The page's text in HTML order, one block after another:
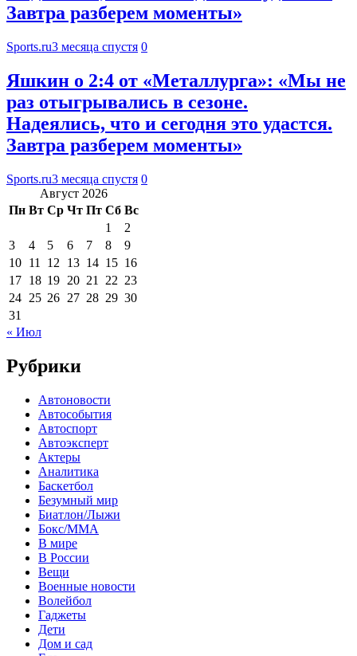
Завтра разберем моменты»
Sports.ru3 месяца спустя 0
Яшкин о 2:4 от «Металлурга»: «Мы не
раз отыгрывались в сезоне.
Надеялись, что и сегодня это удастся.
Завтра разберем моменты»
Sports.ru3 месяца спустя 0
Август 2026
Пн Вт Ср Чт Пт Сб Вс
1
2
3
4 5 6 7 8
9
10 11 12 13 14 15 16
17 18 19 20 21 22 23
24 25 26 27 28 29 30
31
« Июл
Рубрики
Автоновости
Автособытия
Автоспорт
Автоэксперт
Актеры
Аналитика
Баскетбол
Безумный мир
Биатлон/Лыжи
Бокс/MMA
В мире
В России
Вещи
Военные новости
Волейбол
Гаджеты
Дети
Дом и сад